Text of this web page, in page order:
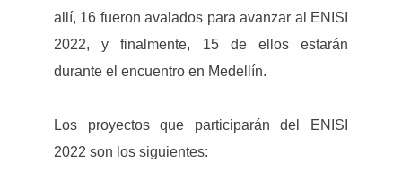
allí, 16 fueron avalados para avanzar al ENISI
2022, y finalmente, 15 de ellos estarán
durante el encuentro en Medellín.
Los proyectos que participarán del ENISI
2022 son los siguientes: